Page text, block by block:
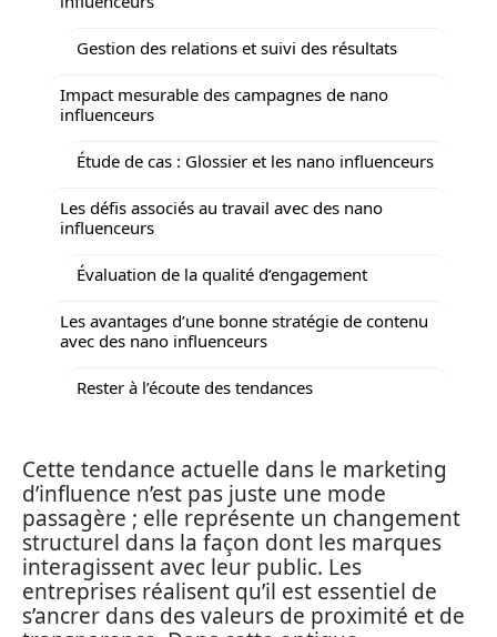
Gestion des relations et suivi des résultats
Impact mesurable des campagnes de nano
influenceurs
Étude de cas : Glossier et les nano influenceurs
Les défis associés au travail avec des nano
influenceurs
Évaluation de la qualité d’engagement
Les avantages d’une bonne stratégie de contenu
avec des nano influenceurs
Rester à l’écoute des tendances
Cette tendance actuelle dans le marketing
d’influence n’est pas juste une mode
passagère ; elle représente un changement
structurel dans la façon dont les marques
interagissent avec leur public. Les
entreprises réalisent qu’il est essentiel de
s’ancrer dans des valeurs de proximité et de